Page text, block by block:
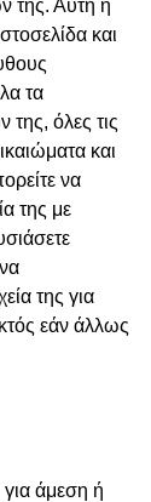
της. Αυτή η
και
τα
της, όλες τις
και
να
της με
της για
εάν άλλως
άμεση ή